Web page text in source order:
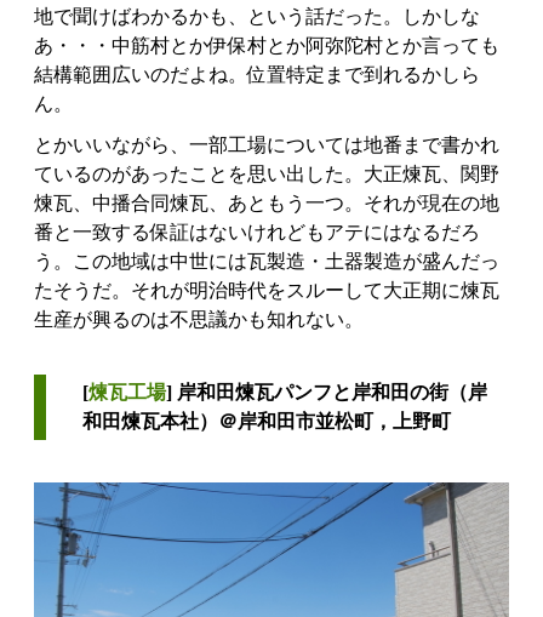
地で聞けばわかるかも、という話だった。しかしな
あ・・・中筋村とか伊保村とか阿弥陀村とか言っても
結構範囲広いのだよね。位置特定まで到れるかしら
ん。
とかいいながら、一部工場については地番まで書かれ
ているのがあったことを思い出した。大正煉瓦、関野
煉瓦、中播合同煉瓦、あともう一つ。それが現在の地
番と一致する保証はないけれどもアテにはなるだろ
う。この地域は中世には瓦製造・土器製造が盛んだっ
たそうだ。それが明治時代をスルーして大正期に煉瓦
生産が興るのは不思議かも知れない。
[煉瓦工場] 岸和田煉瓦パンフと岸和田の街（岸
和田煉瓦本社）＠岸和田市並松町，上野町